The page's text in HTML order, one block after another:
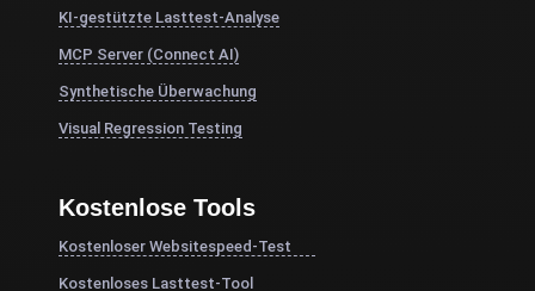
KI-gestützte Lasttest-Analyse
MCP Server (Connect AI)
Synthetische Überwachung
Visual Regression Testing
Kostenlose Tools
Kostenloser Websitespeed-Test
Kostenloses Lasttest-Tool